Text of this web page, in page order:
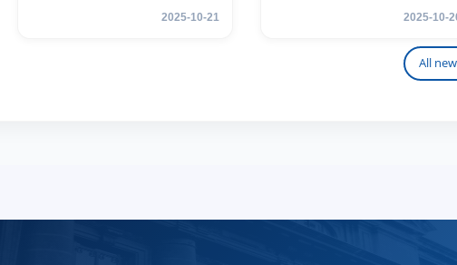
mobility program for 2nd–3rd
2025-10-21
mobility program for 2nd–3rd
2025-10-
All